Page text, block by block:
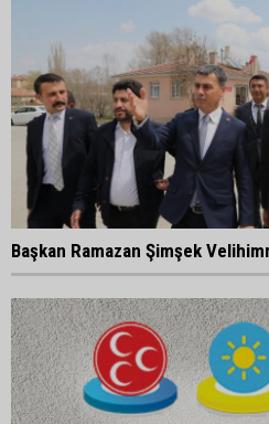
Başkan Ramazan Şimşek